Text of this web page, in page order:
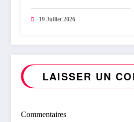
Professeur Sénateur Modeste
Bahati Lukwebo : Justin
contribution majeure à la
réforme du système financier
congolais
19 Juillet 2026
LAISSER UN
Commentaires